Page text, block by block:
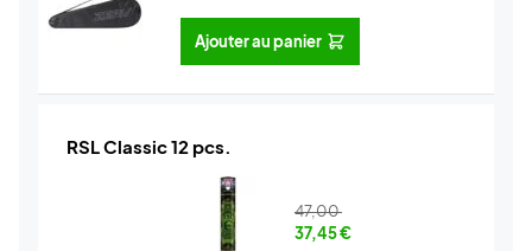
Ajouter au panier
RSL Classic 12 pcs.
47,00
37,45€